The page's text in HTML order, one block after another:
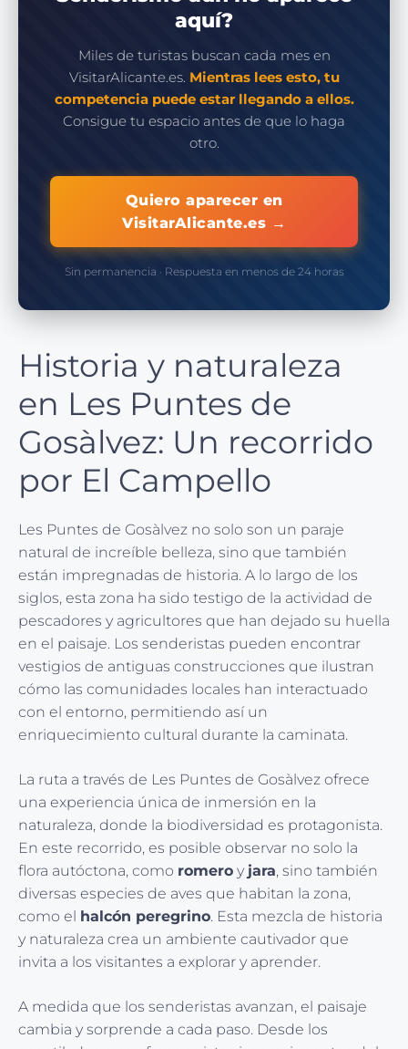
aquí?
Miles de turistas buscan cada mes en
VisitarAlicante.es. Mientras lees esto, tu
competencia puede estar llegando a ellos.
Consigue tu espacio antes de que lo haga
otro.
Quiero aparecer en
VisitarAlicante.es →
Sin permanencia · Respuesta en menos de 24 horas
Historia y naturaleza
en Les Puntes de
Gosàlvez: Un recorrido
por El Campello
Les Puntes de Gosàlvez no solo son un paraje
natural de increíble belleza, sino que también
están impregnadas de historia. A lo largo de los
siglos, esta zona ha sido testigo de la actividad de
pescadores y agricultores que han dejado su huella
en el paisaje. Los senderistas pueden encontrar
vestigios de antiguas construcciones que ilustran
cómo las comunidades locales han interactuado
con el entorno, permitiendo así un
enriquecimiento cultural durante la caminata.
La ruta a través de Les Puntes de Gosàlvez ofrece
una experiencia única de inmersión en la
naturaleza, donde la biodiversidad es protagonista.
En este recorrido, es posible observar no solo la
flora autóctona, como romero y jara, sino también
diversas especies de aves que habitan la zona,
como el
halcón peregrino. Esta mezcla de historia
y naturaleza crea un ambiente cautivador que
invita a los visitantes a explorar y aprender.
A medida que los senderistas avanzan, el paisaje
cambia y sorprende a cada paso. Desde los